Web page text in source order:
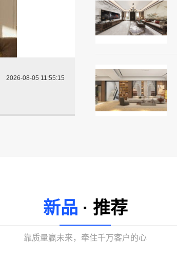
2026-08-05 11:55:15
新品 · 推荐
靠质量赢未来，牵住千万客户的心